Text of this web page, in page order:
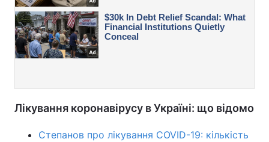
Лікування коронавірусу в Україні: що відомо
Степанов про лікування COVID-19: кількість